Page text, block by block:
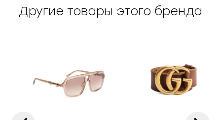
Другие товары этого бренда